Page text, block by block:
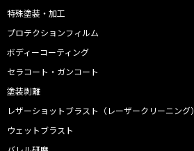
特殊塗装・加工
プロテクションフィルム
ボディーコーティング
セラコート・ガンコート
塗装剥離
レザーショットブラスト（レーザークリーニング）
ウェットブラスト